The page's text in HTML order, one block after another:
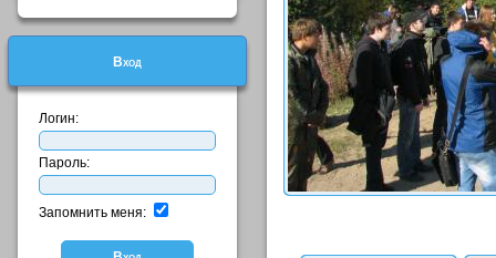
Вход
Логин:
Пароль:
Запомнить меня: